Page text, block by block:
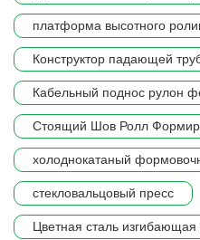
платформа высотного
Конструктор падающей
Кабельный поднос рулон
Стоящий Шов Ролл
холоднокатаный
стекловальцовый пресс
Цветная сталь